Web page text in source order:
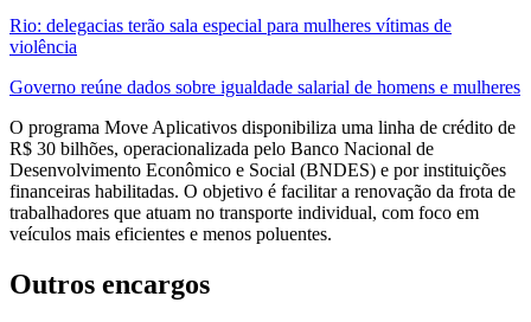
Rio: delegacias terão sala especial para mulheres vítimas de
violência
Governo reúne dados sobre igualdade salarial de homens e mulheres
O programa Move Aplicativos disponibiliza uma linha de crédito de
R$ 30 bilhões, operacionalizada pelo Banco Nacional de
Desenvolvimento Econômico e Social (BNDES) e por instituições
financeiras habilitadas. O objetivo é facilitar a renovação da frota de
trabalhadores que atuam no transporte individual, com foco em
veículos mais eficientes e menos poluentes.
Outros encargos